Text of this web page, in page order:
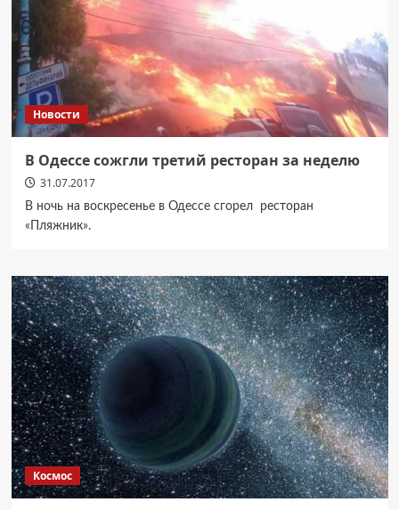
Новости
В Одессе сожгли третий ресторан за неделю
31.07.2017
В ночь на воскресенье в Одессе сгорел ресторан
«Пляжник».
Космос